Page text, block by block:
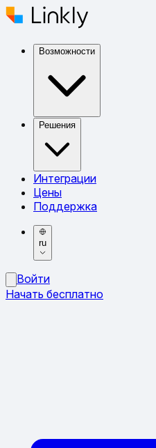
Возможности
Решения
Интеграции
Цены
Поддержка
ru
Войти
Начать бесплатно